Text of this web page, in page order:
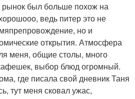
рынок был больше похож на
ведь питер это не
но и
открытия. Атмосфера
меня, общие столы, много
выбор блюд огромный.
где писала свой дневник Таня
тут меня сковал ужас,